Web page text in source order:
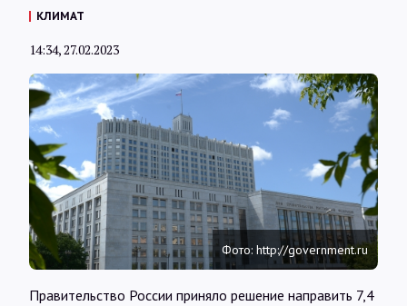
Обзоры
Интервью
Карты
О нас
КЛИМАТ
14:34, 27.02.2023
Фото: http://government.ru
Правительство России приняло решение направить 7,4